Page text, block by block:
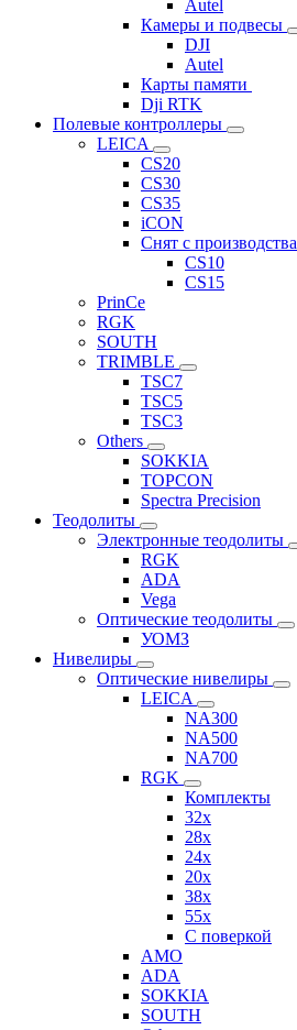
Autel
Камеры и подвесы
DJI
Autel
Карты памяти
Dji RTK
Полевые контроллеры
LEICA
CS20
CS30
CS35
iCON
Снят с производства
CS10
CS15
PrinCe
RGK
SOUTH
TRIMBLE
TSC7
TSC5
TSC3
Others
SOKKIA
TOPCON
Spectra Precision
Теодолиты
Электронные теодолиты
RGK
ADA
Vega
Оптические теодолиты
УОМЗ
Нивелиры
Оптические нивелиры
LEICA
NA300
NA500
NA700
RGK
Комплекты
32x
28x
24x
20x
38x
55x
C поверкой
AMO
ADA
SOKKIA
SOUTH